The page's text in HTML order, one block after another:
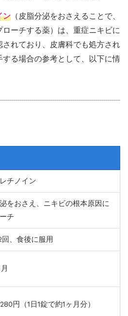
ン （皮脂分泌をおさえることで、
ーチする薬）は、重症ニキビに
れており、皮膚科でも処方され
る場合の参考として、以下に情
チノイン
をおさえ、ニキビの根本原因に
チ
回、食後に服用
円（1日1錠で約1ヶ月分）